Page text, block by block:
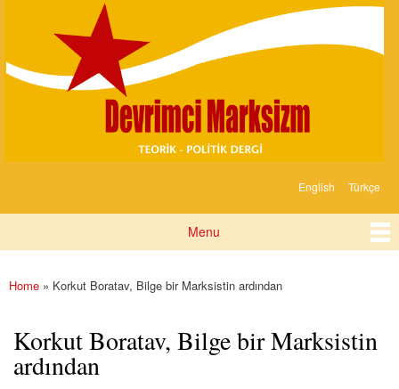
content
Marksizm
English Türkçe
Menu
You are here
Home » Korkut Boratav, Bilge bir Marksistin ardından
Korkut Boratav, Bilge bir Marksistin
ardından